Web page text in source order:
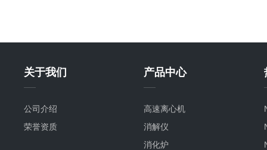
关于我们
公司介绍
荣誉资质
产品中心
高速离心机
消解仪
消化炉